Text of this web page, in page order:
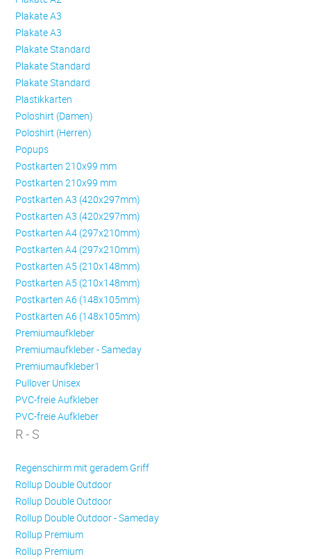
Plakate A3
Plakate A3
Plakate Standard
Plakate Standard
Plakate Standard
Plastikkarten
Poloshirt (Damen)
Poloshirt (Herren)
Popups
Postkarten 210x99 mm
Postkarten 210x99 mm
Postkarten A3 (420x297mm)
Postkarten A3 (420x297mm)
Postkarten A4 (297x210mm)
Postkarten A4 (297x210mm)
Postkarten A5 (210x148mm)
Postkarten A5 (210x148mm)
Postkarten A6 (148x105mm)
Postkarten A6 (148x105mm)
Premiumaufkleber
Premiumaufkleber - Sameday
Premiumaufkleber1
Pullover Unisex
PVC-freie Aufkleber
PVC-freie Aufkleber
R - S
Regenschirm mit geradem Griff
Rollup Double Outdoor
Rollup Double Outdoor
Rollup Double Outdoor - Sameday
Rollup Premium
Rollup Premium